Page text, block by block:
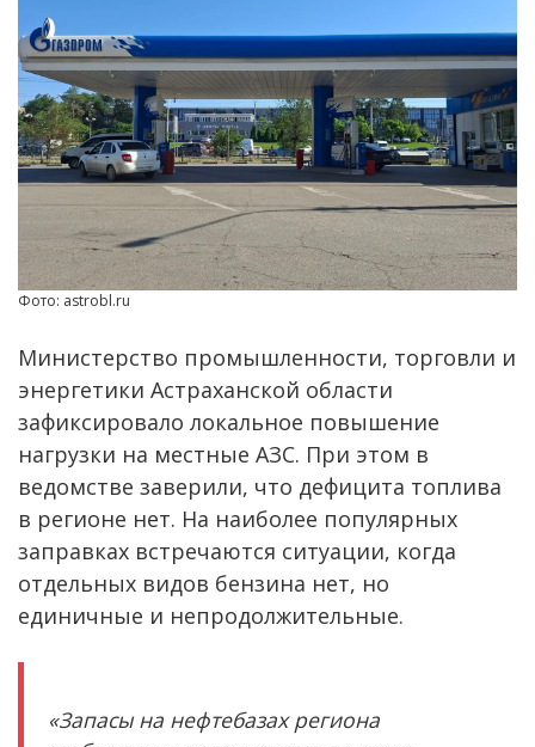
Фото: astrobl.ru
Министерство промышленности, торговли и
энергетики Астраханской области
зафиксировало локальное повышение
нагрузки на местные АЗС. При этом в
ведомстве заверили, что дефицита топлива
в регионе нет. На наиболее популярных
заправках встречаются ситуации, когда
отдельных видов бензина нет, но
единичные и непродолжительные.
«Запасы на нефтебазах региона